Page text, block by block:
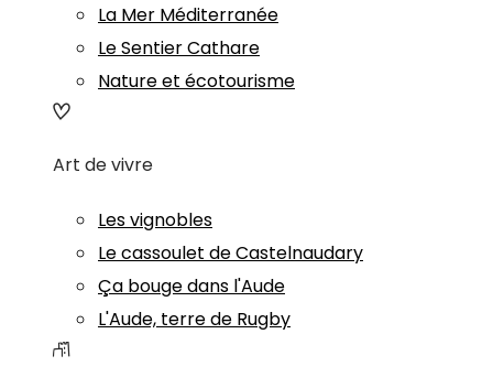
La Mer Méditerranée
Le Sentier Cathare
Nature et écotourisme
Art de vivre
Les vignobles
Le cassoulet de Castelnaudary
Ça bouge dans l'Aude
L'Aude, terre de Rugby